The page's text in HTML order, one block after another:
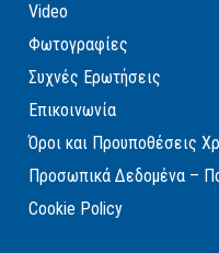
Video
Φωτογραφίες
Συχνές Ερωτήσεις
Επικοινωνία
Όροι και Προυποθέσεις
Προσωπικά Δεδομένα –
Cookie Policy